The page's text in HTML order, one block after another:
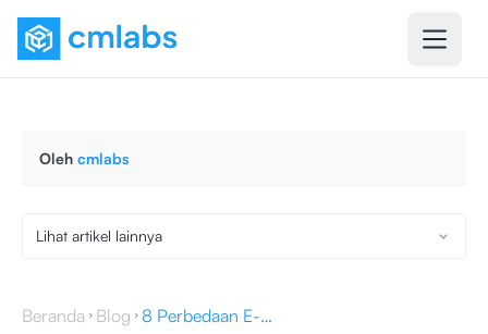
Oleh cmlabs
Lihat artikel lainnya
Beranda Blog 8 Perbedaan E-Commerce dan Marketplace Bagi Bisnis Online